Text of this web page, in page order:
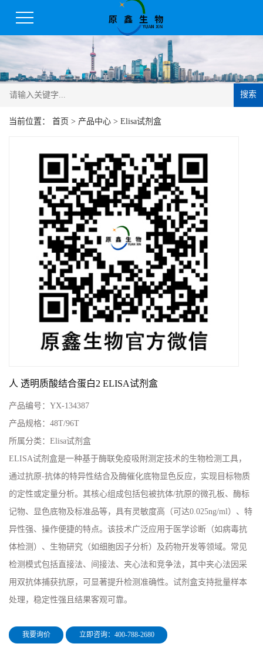
搜索
当前位置： 首页 > 产品中心 > Elisa试剂盒
人 透明质酸结合蛋白2 ELISA试剂盒
产品编号： YX-134387
产品规格： 48T/96T
所属分类： Elisa试剂盒
ELISA试剂盒是一种基于酶联免疫吸附测定技术的生物检测工具，
通过抗原-抗体的特异性结合及酶催化底物显色反应，实现目标物质
的定性或定量分析。其核心组成包括包被抗体/抗原的微孔板、酶标
记物、显色底物及标准品等，具有灵敏度高（可达0.025ng/ml）、特
异性强、操作便捷的特点。该技术广泛应用于医学诊断（如病毒抗
体检测）、生物研究（如细胞因子分析）及药物开发等领域。常见
检测模式包括直接法、间接法、夹心法和竞争法，其中夹心法因采
用双抗体捕获抗原，可显著提升检测准确性。试剂盒支持批量样本
处理，稳定性强且结果客观可靠。
我要询价 立即咨询：400-788-2680